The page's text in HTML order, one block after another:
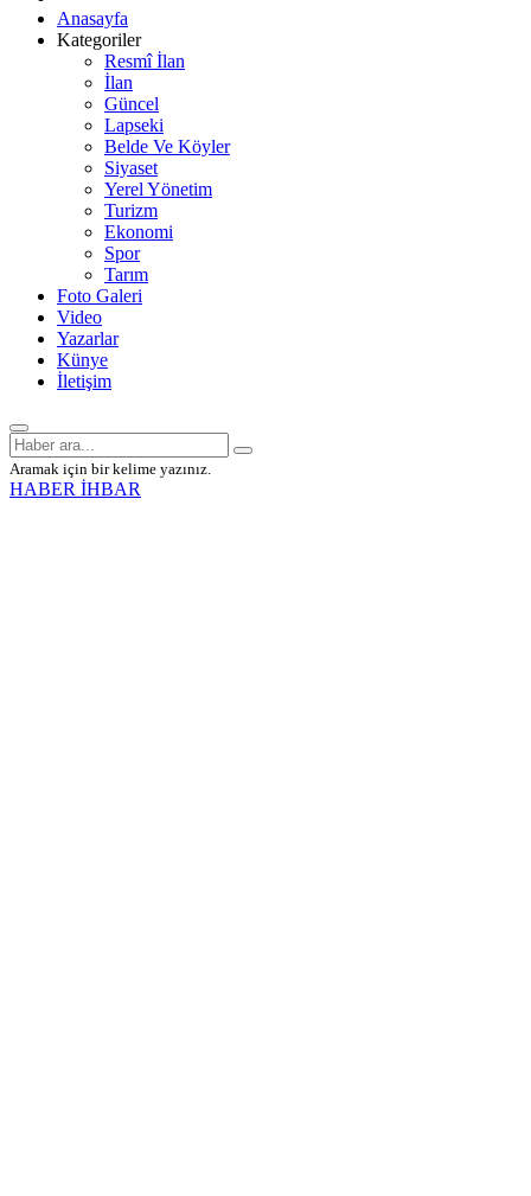
Anasayfa
Kategoriler
Resmî İlan
İlan
Güncel
Lapseki
Belde Ve Köyler
Siyaset
Yerel Yönetim
Turizm
Ekonomi
Spor
Tarım
Foto Galeri
Video
Yazarlar
Künye
İletişim
Aramak için bir kelime yazınız.
HABER İHBAR